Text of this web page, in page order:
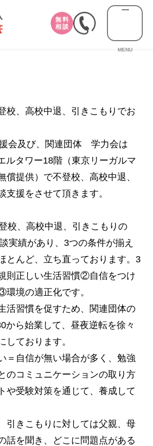
無料
相談
MENU
校、高校中退、引きこもりでお
会及び、関連団体 学力会は
ルタワー18階（東京リーガルマ
提供）で不登校、高校中退、
支援をさせて頂きます。
校、高校中退、引きこもりの
実績があり、3つの条件が揃え
とんど、立ち直っております。3
則正しい生活習慣②自信をつけ
境の適正化です。
活習慣を促すため、関連団体の
から始業して、昼夜逆転を徐々
しております。
＝自信が無い場合が多く、勉強
のコミュニケーションの取り方
や受験対策を通じて、養成して
きこもりに対しては父親、母
話を聞き、どこに問題点がある